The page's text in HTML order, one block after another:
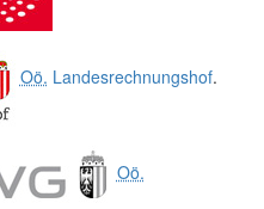
Oö. Landesrechnungshof.
Oö.